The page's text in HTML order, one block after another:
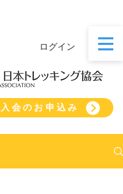
ログイン
入会のお申込み